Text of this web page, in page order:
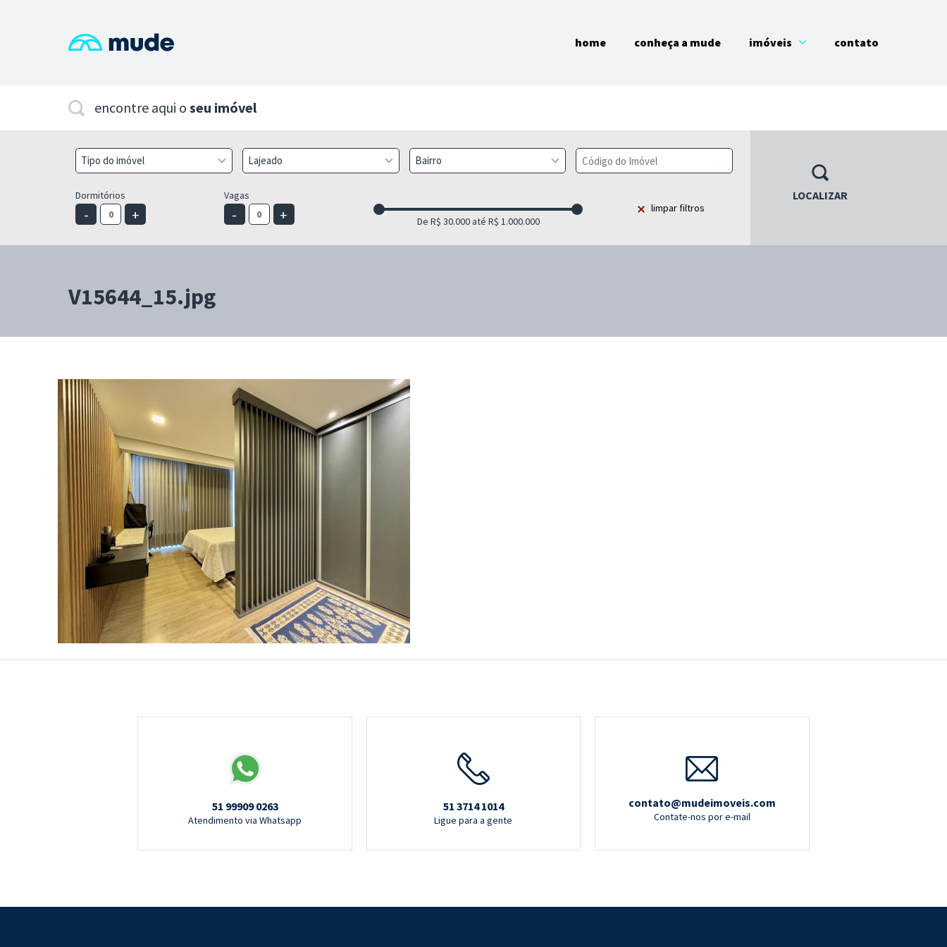
home conheça a mude imóveis contato
encontre aqui o seu imóvel
Tipo do imóvel Lajeado Bairro
Dormitórios
- +
Vagas
- + limpar filtros
LOCALIZAR
V15644_15.jpg
51 99909 0263
Atendimento via Whatsapp
51 3714 1014
Ligue para a gente
contato@mudeimoveis.com
Contate-nos por e-mail